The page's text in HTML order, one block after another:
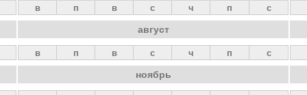
в п в с ч п с
август
в п в с ч п с
ноябрь